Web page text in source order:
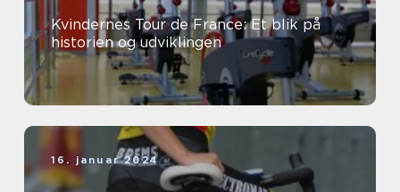
Kvindernes Tour de France: Et blik på
historien og udviklingen
16. januar 2024